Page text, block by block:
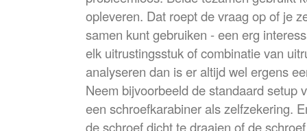
opleveren. Dat roept de vraag op of je
samen kunt gebruiken - een erg
elk uitrustingsstuk of combinatie van
analyseren dan is er altijd wel ergens
Neem bijvoorbeeld de standaard setup
een schroefkarabiner als zelfzekering.
de schroef dicht te draaien of de